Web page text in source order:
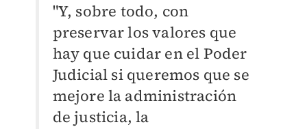
"Y, sobre todo, con
preservar los valores que
hay que cuidar en el Poder
Judicial si queremos que se
mejore la administración
de justicia, la